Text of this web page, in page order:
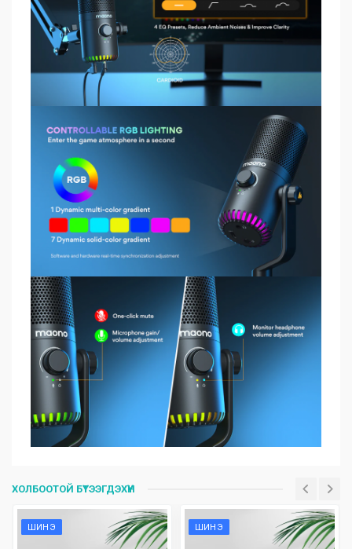
Is_in_stock
ХОЛБООТОЙ БҮТЭЭГДЭХҮҮН
ШИНЭ ШИНЭ